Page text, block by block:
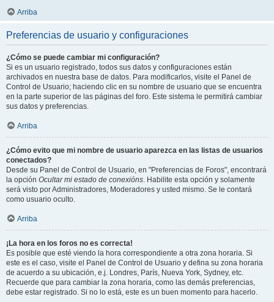
Arriba
Preferencias de usuario y configuraciones
¿Cómo se puede cambiar mi configuración?
Si es un usuario registrado, todos sus datos y configuraciones están
archivados en nuestra base de datos. Para modificarlos, visite el Panel de
Control de Usuario; haciendo clic en su nombre de usuario que se encuentra
en la parte superior de las páginas del foro. Este sistema le permitirá cambiar
sus datos y preferencias.
Arriba
¿Cómo evito que mi nombre de usuario aparezca en las listas de usuarios
conectados?
Desde su Panel de Control de Usuario, en "Preferencias de Foros", encontrará
la opción Ocultar mi estado de conexións. Habilite esta opción y solamente
será visto por Administradores, Moderadores y usted mismo. Se le contará
como usuario oculto.
Arriba
¡La hora en los foros no es correcta!
Es posible que esté viendo la hora correspondiente a otra zona horaria. Si
este es el caso, visite el Panel de Control de Usuario y defina su zona horaria
de acuerdo a su ubicación, e.j. Londres, París, Nueva York, Sydney, etc.
Recuerde que para cambiar la zona horaria, como las demás preferencias,
debe estar registrado. Si no lo está, este es un buen momento para hacerlo.